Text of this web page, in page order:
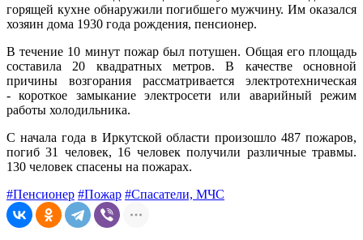
горящей кухне обнаружили погибшего мужчину. Им оказался
хозяин дома 1930 года рождения, пенсионер.
В течение 10 минут пожар был потушен. Общая его площадь
составила 20 квадратных метров. В качестве основной
причины возгорания рассматривается электротехническая
- короткое замыкание электросети или аварийный режим
работы холодильника.
С начала года в Иркутской области произошло 487 пожаров,
погиб 31 человек, 16 человек получили различные травмы.
130 человек спасены на пожарах.
#Пенсионер #Пожар #Спасатели, МЧС